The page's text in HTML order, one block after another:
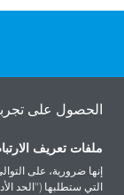
الحصول على
ملفات تعريف
إنها ضرورية، على
التي ستطلبها ("الحد